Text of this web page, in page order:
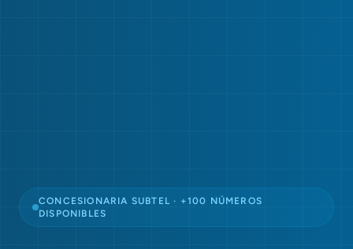
CONCESIONARIA SUBTEL · +100 NÚMEROS
DISPONIBLES